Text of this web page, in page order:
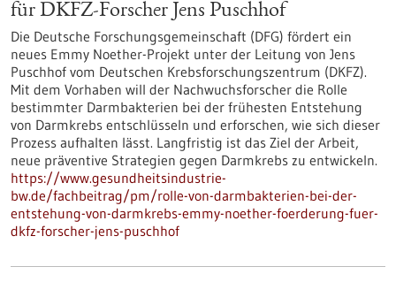
für DKFZ-Forscher Jens Puschhof
Die Deutsche Forschungsgemeinschaft (DFG) fördert ein
neues Emmy Noether-Projekt unter der Leitung von Jens
Puschhof vom Deutschen Krebsforschungszentrum (DKFZ).
Mit dem Vorhaben will der Nachwuchsforscher die Rolle
bestimmter Darmbakterien bei der frühesten Entstehung
von Darmkrebs entschlüsseln und erforschen, wie sich dieser
Prozess aufhalten lässt. Langfristig ist das Ziel der Arbeit,
neue präventive Strategien gegen Darmkrebs zu entwickeln.
https://www.gesundheitsindustrie-
bw.de/fachbeitrag/pm/rolle-von-darmbakterien-bei-der-
entstehung-von-darmkrebs-emmy-noether-foerderung-fuer-
dkfz-forscher-jens-puschhof